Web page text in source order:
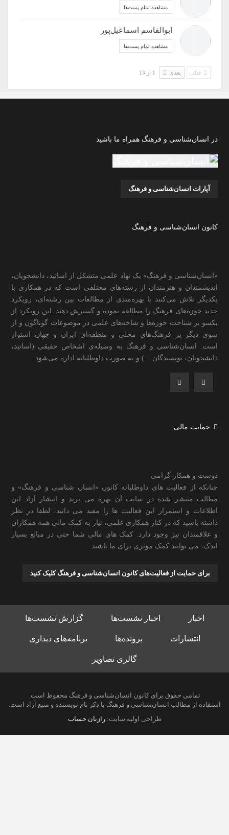
مشاهده تمام پست‌ها
ابوالقاسم اسماعیل‌پور
مشاهده تمام پست‌ها
قبلی بعدی
در انسان‌شناسی و فرهنگ همراه ما باشید
آپارات انسان‌شناسی و فرهنگ
کانون انسان‌شناسی و فرهنگ
«انسان‌شناسی و فرهنگ» یک نهاد علمی متشکل از اساتید، دانشجویان،
اندیشمندان و هنرمندان از رشته‌های مختلفی است که در همکاری با
یکدیگر تلاش می‌کنند با بهره‌مندی از مطالعات بین رشته‌ای، رویکرد
جدید حوزه‌های فرهنگ را مطالعه نموده و گسترش دهند. این رویکرد از
یکسو بر شناخت حوزه‌ها و شاخه‌های علمی در موضوعات گوناگون و از
سوی دیگر بر فرهنگ‌های محلی و منطقه‌ای ایران و جهان استوار
است. انسان‌شناسی و فرهنگ به وسیله‌ی اشخاص حقیقی (اساتید،
دانشجویان، نویسندگان ...) و به صورت داوطلبانه اداره می‌شود.
حمایت مالی
دوست و همکار گرامی
چنانکه از فعالیت های داوطلبانه کانون «انسان شناسی و فرهنگ» و
مطالب منتشر شده در سایت آن بهره می برید و انتشار آزاد این
اطلاعات و استمرار این فعالیت ها را مفید می دانید، لطفا در نظر
داشته باشید که در کنار همکاری علمی، نیاز به کمک مالی همه همکاران
و علاقمندان نیز وجود دارد. کمک های مالی شما حتی در مبالغ بسیار
اندک، می توانند کمک موثری برای ما باشند.
برای حمایت از فعالیت‌های کانون انسان‌شناسی و فرهنگ کلیک کنید
اخبار اخبار نشست‌ها گزارش نشست‌ها
انتشارات پرونده‌ها برنامه‌های دیداری
گالری تصاویر
تمامی حقوق برای کانون انسان‌شناسی و فرهنگ محفوظ است.
استفاده از مطالب انسان‌شناسی و فرهنگ با ذکر نام نویسنده و منبع آزاد است.
طراحی اولیه سایت:رازبان حساب